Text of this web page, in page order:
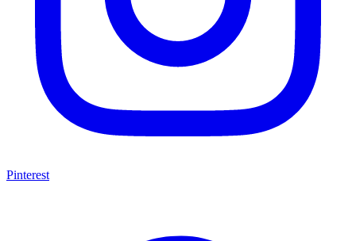
Pinterest